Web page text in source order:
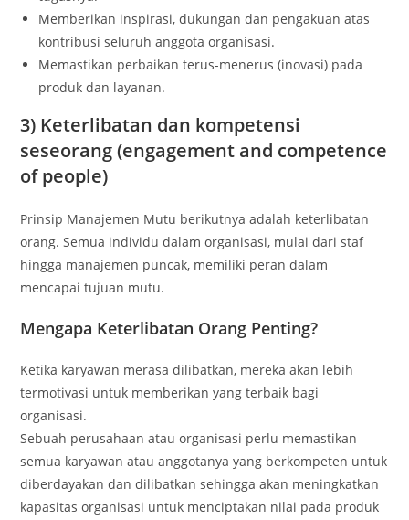
Memberikan inspirasi, dukungan dan pengakuan atas
kontribusi seluruh anggota organisasi.
Memastikan perbaikan terus-menerus (inovasi) pada
produk dan layanan.
3) Keterlibatan dan kompetensi
seseorang (engagement and competence
of people)
Prinsip Manajemen Mutu berikutnya adalah keterlibatan
orang. Semua individu dalam organisasi, mulai dari staf
hingga manajemen puncak, memiliki peran dalam
mencapai tujuan mutu.
Mengapa Keterlibatan Orang Penting?
Ketika karyawan merasa dilibatkan, mereka akan lebih
termotivasi untuk memberikan yang terbaik bagi
organisasi.
Sebuah perusahaan atau organisasi perlu memastikan
semua karyawan atau anggotanya yang berkompeten untuk
diberdayakan dan dilibatkan sehingga akan meningkatkan
kapasitas organisasi untuk menciptakan nilai pada produk